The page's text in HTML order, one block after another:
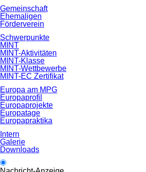
Gemeinschaft
Ehemaligen
Förderverein
Schwerpunkte
MINT
MINT-Aktivitäten
MINT-Klasse
MINT-Wettbewerbe
MINT-EC Zertifikat
Europa am MPG
Europaprofil
Europaprojekte
Europatage
Europapraktika
Intern
Galerie
Downloads